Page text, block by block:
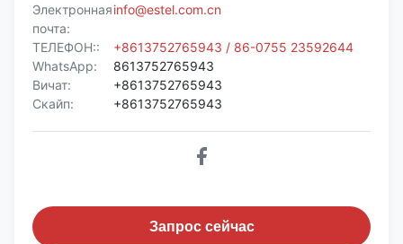
Электронная
почта:
info@estel.com.cn
ТЕЛЕФОН::
+8613752765943 / 86-0755 23592644
WhatsApp:
8613752765943
Вичат:
+8613752765943
Скайп:
+8613752765943
Запрос сейчас